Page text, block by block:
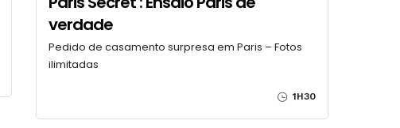
verdade
Pedido de casamento surpresa em Paris – Fotos
ilimitadas
1H30